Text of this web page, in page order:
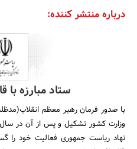
درباره منتشر کننده:
ستاد مبارزه با
با صدور فرمان رهبر معظم